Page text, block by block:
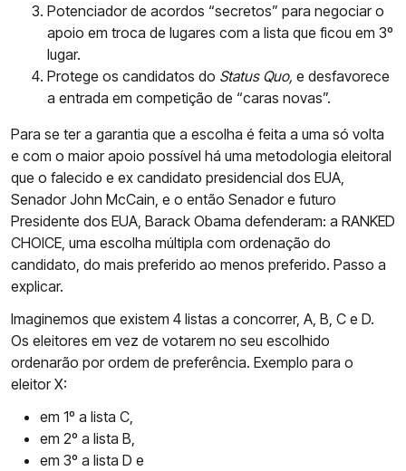
Potenciador de acordos “secretos” para negociar o
apoio em troca de lugares com a lista que ficou em 3º
lugar.
Protege os candidatos do Status Quo, e desfavorece
a entrada em competição de “caras novas”.
Para se ter a garantia que a escolha é feita a uma só volta
e com o maior apoio possível há uma metodologia eleitoral
que o falecido e ex candidato presidencial dos EUA,
Senador John McCain, e o então Senador e futuro
Presidente dos EUA, Barack Obama defenderam: a RANKED
CHOICE, uma escolha múltipla com ordenação do
candidato, do mais preferido ao menos preferido. Passo a
explicar.
Imaginemos que existem 4 listas a concorrer, A, B, C e D.
Os eleitores em vez de votarem no seu escolhido
ordenarão por ordem de preferência. Exemplo para o
eleitor X:
em 1º a lista C,
em 2º a lista B,
em 3º a lista D e